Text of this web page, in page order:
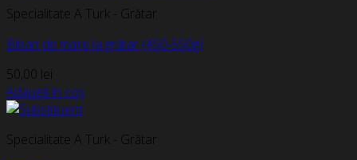
Specialitate A Turk - Grătar
Biban de mare la grătar (450-550g)
50,00 lei
Adaugă în coș
Specialitate A Turk - Grătar